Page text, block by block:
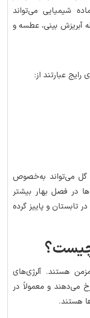
شیمیایی می‌تواند
آبریزش بینی، عطسه و
رایج عبارتند از:
گل می‌تواند به‌خصوص
در فصل بهار بیشتر
تابستان و پاییز گرده
چیست؟
هستند. آلرژی‌های
می‌دهند و معمولاً در
هستند.